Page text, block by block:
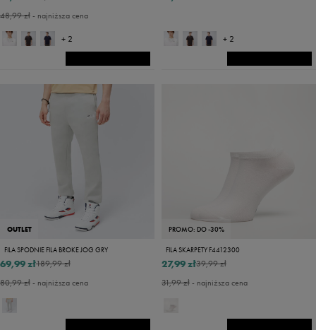
48,99 zł- najniższa cena
+ 2 + 2
OUTLET
FILA SPODNIE FILA BROKE JOG GRY
189,99 zł
69,99 zł
80,99 zł- najniższa cena
PROMO: DO -30%
FILA SKARPETY F4412300
39,99 zł
27,99 zł
31,99 zł- najniższa cena